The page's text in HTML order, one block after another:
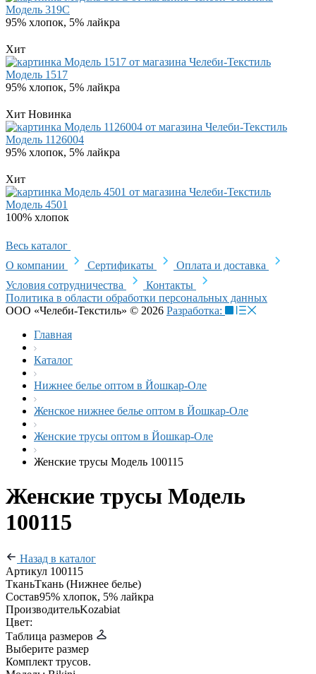
Модель 319C
95% хлопок, 5% лайкра
Хит
Модель 1517
95% хлопок, 5% лайкра
Хит Новинка
Модель 1126004
95% хлопок, 5% лайкра
Хит
Модель 4501
100% хлопок
Весь каталог
О компании
Сертификаты
Оплата и доставка
Условия сотрудничества
Контакты
Политика в области обработки персональных данных
ООО «Челеби-Текстиль» © 2026 Разработка:
Главная
Каталог
Нижнее белье оптом в Йошкар-Оле
Женское нижнее белье оптом в Йошкар-Оле
Женские трусы оптом в Йошкар-Оле
Женские трусы Модель 100115
Женские трусы Модель
100115
Назад в каталог
Артикул 100115
ТканьТкань (Нижнее белье)
Состав95% хлопок, 5% лайкра
ПроизводительKozabiat
Цвет:
Таблица размеров
Выберите размер
Комплект трусов.